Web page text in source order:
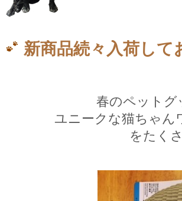
新商品続々入荷して
春のペットグ
ユニークな猫ちゃん
をたく